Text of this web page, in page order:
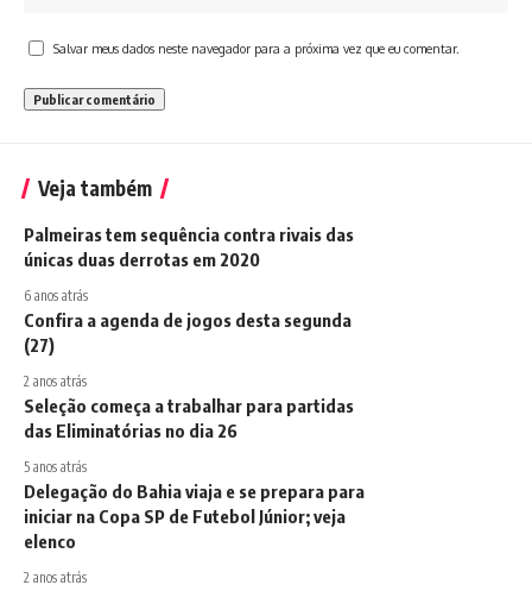
Salvar meus dados neste navegador para a próxima vez que eu comentar.
Veja também
Palmeiras tem sequência contra rivais das
únicas duas derrotas em 2020
6 anos atrás
Confira a agenda de jogos desta segunda
(27)
2 anos atrás
Seleção começa a trabalhar para partidas
das Eliminatórias no dia 26
5 anos atrás
Delegação do Bahia viaja e se prepara para
iniciar na Copa SP de Futebol Júnior; veja
elenco
2 anos atrás